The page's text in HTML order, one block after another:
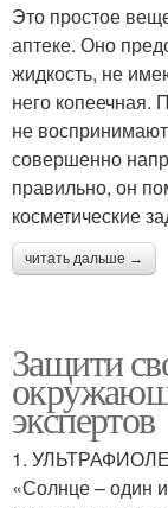
Это простое
аптеке. Оно
жидкость, не
него
не
совершенно
правильно, он
косметические
читать дальше →
Защити
экспертов
1.
«Солнце – один